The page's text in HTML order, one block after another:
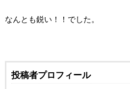
なんとも鋭い！！でした。
投稿者プロフィール